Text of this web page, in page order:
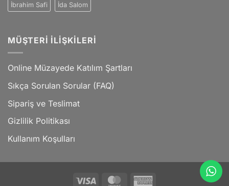
İbrahim Safi İda Salom
MÜŞTERI İLIŞKILERI
Online Müzayede Katılım Şartları
Sıkça Sorulan Sorular (FAQ)
Sipariş ve Teslimat
Gizlilik Politikası
Kullanım Koşulları
Visa MasterCard